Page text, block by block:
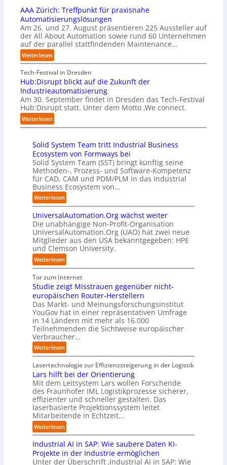
t
i
e
r
u
n
g
a
n
“
t
a
r
t
e
t
B
i
e
t
e
r
v
e
r
a
h
r
e
n
f
ü
r
d
e
n
G
i
g
a
c
t
o
r
y
-
A
u
b
a
u
u
f
t
S
t
e
f
n
S
c
h
w
a
b
u
m
C
o
-
C
E
O
t
e
r
n
e
h
m
e
n
w
o
l
l
e
n
e
c
h
e
n
z
e
n
t
r
e
n
i
n
D
e
u
t
s
c
h
l
a
n
d
AAA Zürich: Treffpunkt für praxisnahe
Automatisierungslösungen
Am 26. und 27. August präsentieren 225 Aussteller auf
der All About Automation sowie rund 60 Unternehmen
auf der parallel stattfindenden Maintenance…
Weiterlesen:
A
A
A
Z
ü
r
i
c
:
T
r
e
f
f
p
u
k
t
f
ü
r
p
r
a
x
i
s
n
a
h
e
A
u
t
o
m
a
t
i
s
i
e
r
u
n
Tech-Festival in Dresden
Hub:Disrupt blickt auf die Zukunft der
Industrieautomatisierung
Am 30. September findet in Dresden das Tech-Festival
Hub:Disrupt statt. Unter dem Motto ‚We connect.
Weiterlesen:
H
b
:
D
i
s
r
u
p
t
b
l
i
c
k
t
f
d
i
e
Z
u
k
u
f
t
d
e
r
I
n
d
u
s
t
Solid System Team tritt Industrial Business
Ecosystem von Formways bei
Solid System Team (SST) bringt künftig seine
Methoden-, Prozess- und Software-Kompetenz
für CAD, CAM und PDM/PLM in das Industrial
Business Ecosystem von…
Weiterlesen:
S
o
l
i
d
S
s
t
e
m
T
e
a
m
t
r
i
t
I
n
d
u
s
t
r
a
l
UniversalAutomation.Org wächst weiter
Die unabhängige Non-Profit-Organisation
UniversalAutomation.Org (UAO) hat zwei neue
Mitglieder aus den USA bekanntgegeben: HPE
und Clemson University.
Weiterlesen:
U
n
i
v
e
r
s
a
l
u
o
a
t
i
o
n
.
O
r
g
Tor zum Internet
Studie zeigt Misstrauen gegenüber nicht-
europäischen Router-Herstellern
Das Markt- und Meinungsforschungsinstitut
YouGov hat in einer repräsentativen Umfrage
in 14 Ländern mit mehr als 16.000
Teilnehmenden die Sichtweise europäischer
Verbraucher…
Weiterlesen:
S
t
u
d
i
e
z
e
g
t
M
i
Lasertechnologie zur Effizienzsteigerung in der Logistik
Lars hilft bei der Orientierung
Mit dem Leitsystem Lars wollen Forschende
des Fraunhofer IML Logistikprozesse sicherer,
effizienter und schneller gestalten. Das
laserbasierte Projektionssystem leitet
Mitarbeitende in Echtzeit…
Weiterlesen:
L
a
r
s
Industrial AI in SAP: Wie saubere Daten KI-
Projekte in der Industrie ermöglichen
Unter der Überschrift ‚Industrial AI in SAP: Wie